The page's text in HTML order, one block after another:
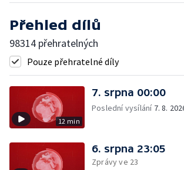
Přehled dílů
98314 přehratelných
Pouze přehratelné díly
12 min
7. srpna 00:00
Poslední vysílání 7. 8.
6. srpna 23:05
Zprávy ve 23